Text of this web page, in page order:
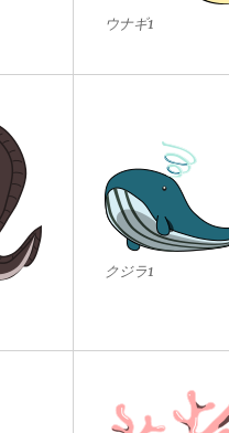
ウナギ1
クジラ1